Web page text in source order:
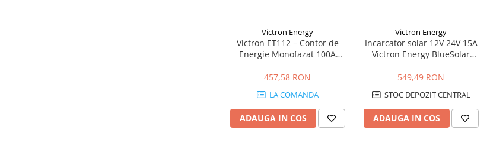
Victron Energy
Victron ET112 – Contor de
Energie Monofazat 100A
ESS
457,58 RON
LA COMANDA
ADAUGA IN COS
Victron Energy
Incarcator solar 12V 24V 15A
Victron Energy BlueSolar
549,49 RON
STOC DEPOZIT CENTRAL
ADAUGA IN COS